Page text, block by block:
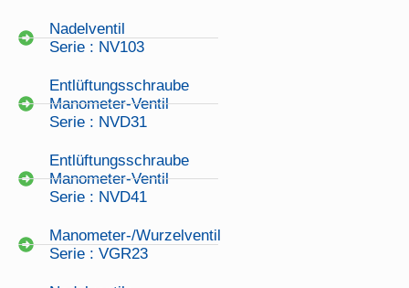
Nadelventil
Serie : NV103
Entlüftungsschraube
Manometer-Ventil
Serie : NVD31
Entlüftungsschraube
Manometer-Ventil
Serie : NVD41
Manometer-/Wurzelventil
Serie : VGR23